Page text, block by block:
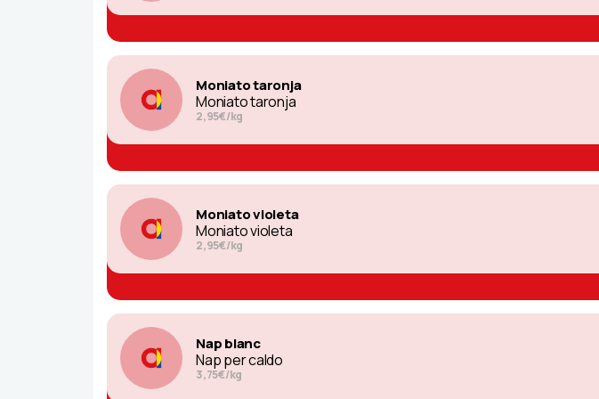
Moniato taronja
Moniato taronja
2,95€/kg
Moniato violeta
Moniato violeta
2,95€/kg
Nap blanc
Nap per caldo
3,75€/kg